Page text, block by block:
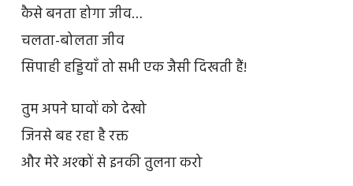
कैसे बनता होगा जीव…
चलता-बोलता जीव
सिपाही हड्डियाँ तो सभी एक जैसी दिखती हैं!
तुम अपने घावों को देखो
जिनसे बह रहा है रक्त
और मेरे अश्कों से इनकी तुलना करो